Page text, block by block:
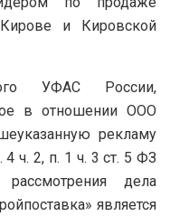
и Кировской
УФАС России,
в отношении ООО
рекламу
ч. 2, п. 1 ч. 3 ст. 5 ФЗ
дела
является